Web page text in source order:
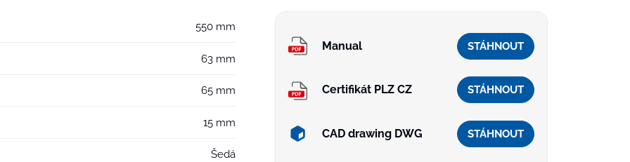
550 mm
63 mm
65 mm
15 mm
Šedá
Manual STÁHNOUT
Certifikát PLZ CZ STÁHNOUT
CAD drawing DWG STÁHNOUT